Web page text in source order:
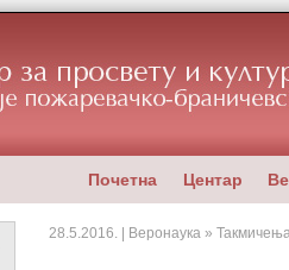
Почетна Центар
28.5.2016. | Веронаука »